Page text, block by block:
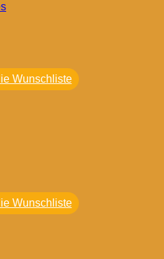
Wunschliste
Wunschliste